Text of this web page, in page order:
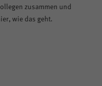
zusammen und
wie das geht.